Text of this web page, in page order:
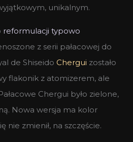
unikalnym.
reformulacji typowo
z serii pałacowej do
de Shiseido Chergui zostało
flakonik z atomizerem, ale
Chergui było zielone,
Nowa wersja ma kolor
nie zmienił, na szczęście.